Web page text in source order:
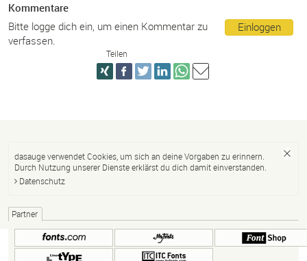
Kommentare
Einloggen
Bitte logge dich ein, um einen Kommentar zu
verfassen.
Teilen
dasauge verwendet Cookies, um sich an deine Vorgaben zu erinnern.
Durch Nutzung unserer Dienste erklärst du dich damit einverstanden.
Datenschutz
Partner